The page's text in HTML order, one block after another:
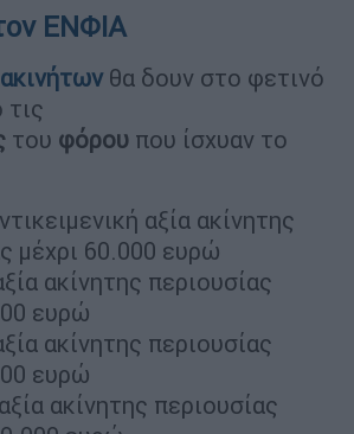
ΕΝΦΙΑ
θα δουν στο φετινό
τις
του φόρου που ίσχυαν το
αξία ακίνητης
μέχρι 60.000 ευρώ
ακίνητης περιουσίας
ευρώ
ακίνητης περιουσίας
ευρώ
ακίνητης περιουσίας